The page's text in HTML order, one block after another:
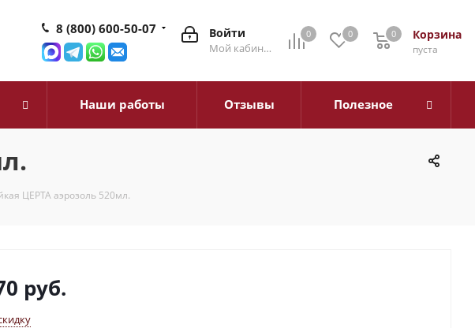
0 0 Корзина
0
пуста
0
Войти
Мой кабинет
8 (800) 600-50-07
Наши работы Отзывы Полезное
ЦЕРТА аэрозоль 520мл.
руб.